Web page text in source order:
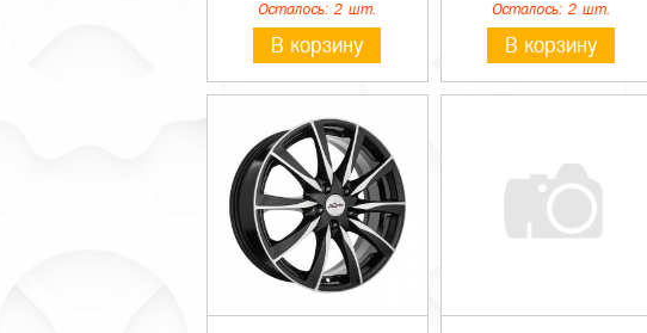
Осталось: 2 шт.
В корзину
Осталось: 2 шт.
В корзину